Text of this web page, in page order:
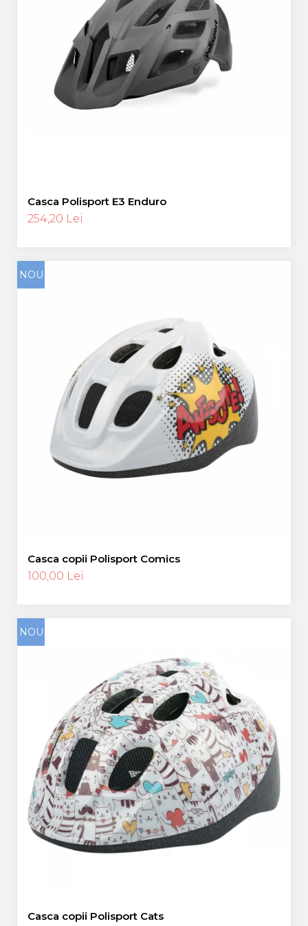
Casca Polisport E3 Enduro
254,20 Lei
NOU
Casca copii Polisport Comics
100,00 Lei
NOU
Casca copii Polisport Cats